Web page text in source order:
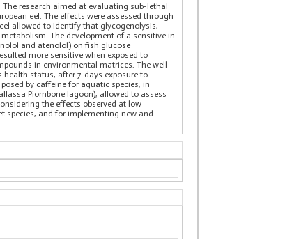
research aimed at evaluating sub-lethal
eel. The effects were assessed through
allowed to identify that glycogenolysis,
The development of a sensitive in
and atenolol) on fish glucose
more sensitive when exposed to
in environmental matrices. The well-
status, after 7-days exposure to
by caffeine for aquatic species, in
Piombone lagoon), allowed to assess
the effects observed at low
species, and for implementing new and